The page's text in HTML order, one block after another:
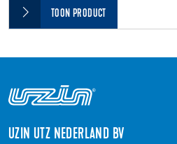
TOON PRODUCT
UZIN UTZ NEDERLAND BV